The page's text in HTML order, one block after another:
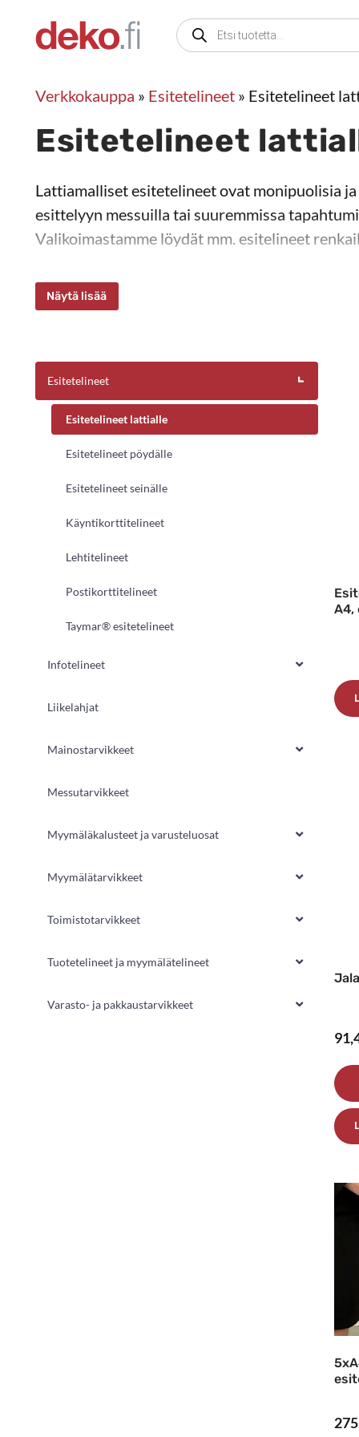
sisältöön
Products
search
Verkkokauppa » Esitetelineet » Esitetelineet
Esitetelineet
Lattiamalliset esitetelineet ovat monipuolisia
esittelyyn messuilla tai suuremmissa
Valikoimastamme löydät mm. esitelineet
Näytä lisää
A4,
Esitetelineet
Esitetelineet lattialle
Esitetelineet pöydälle
Esitetelineet seinälle
Käyntikorttitelineet
Lehtitelineet
Postikorttitelineet
Taymar® esitetelineet
Infotelineet
Liikelahjat
Mainostarvikkeet
Messutarvikkeet
Myymäläkalusteet ja varusteluosat
Myymälätarvikkeet
Toimistotarvikkeet
Tuotetelineet ja myymälätelineet
Varasto- ja pakkaustarvikkeet